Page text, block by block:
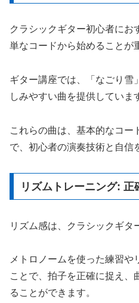
クラシックギター初心者にお
単なコードから始めることが
ギター講座では、「なごり雪
しみやすい曲を提供していま
これらの曲は、基本的なコー
で、初心者の演奏技術と自信
リズムトレーニング:
リズム感は、クラシックギタ
メトロノームを使った練習や
ことで、拍子を正確に捉え、
ることができます。